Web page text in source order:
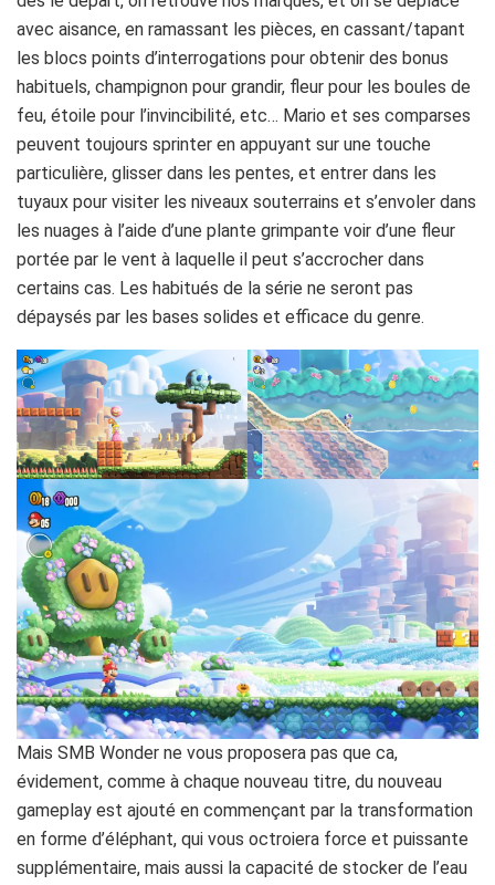
avec aisance, en ramassant les pièces, en cassant/tapant
les blocs points d’interrogations pour obtenir des bonus
habituels, champignon pour grandir, fleur pour les boules de
feu, étoile pour l’invincibilité, etc… Mario et ses comparses
peuvent toujours sprinter en appuyant sur une touche
particulière, glisser dans les pentes, et entrer dans les
tuyaux pour visiter les niveaux souterrains et s’envoler dans
les nuages à l’aide d’une plante grimpante voir d’une fleur
portée par le vent à laquelle il peut s’accrocher dans
certains cas. Les habitués de la série ne seront pas
dépaysés par les bases solides et efficace du genre.
Mais SMB Wonder ne vous proposera pas que ca,
évidement, comme à chaque nouveau titre, du nouveau
gameplay est ajouté en commençant par la transformation
en forme d’éléphant, qui vous octroiera force et puissante
supplémentaire, mais aussi la capacité de stocker de l’eau